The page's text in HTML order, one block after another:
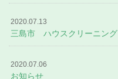
2020.07.13
三島市 ハウスクリーニング
2020.07.06
お知らせ